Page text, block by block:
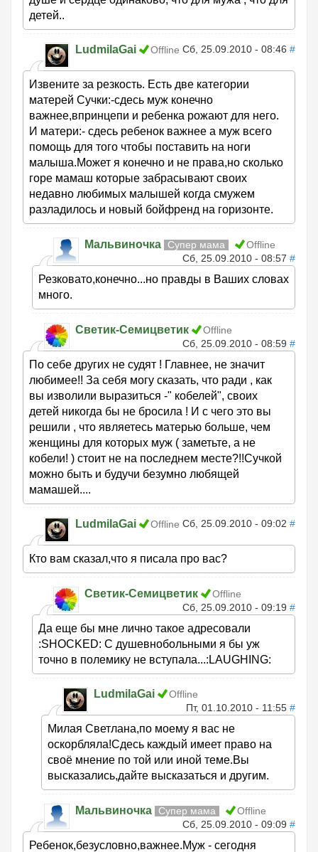
детей..
LudmilaGai Offline Сб, 25.09.2010 - 08:46 #
Извените за резкость. Есть две категории
матерей Сучки:-сдесь муж конечно
важнее,впринцепи и ребенка рожают для него.
И матери:- сдесь ребенок важнее а муж всего
помощь для того чтобы поставить на ноги
малыша.Может я конечно и не права,но сколько
горе мамаш которые забрасывают своих
недавно любимых малышей когда смужем
разладилось и новый бойфренд на горизонте.
Мальвиночка Супер мама
Offline
Сб, 25.09.2010 - 08:57 #
Резковато,конечно...но правды в Ваших словах
много.
Светик-Семицветик
Offline
Сб, 25.09.2010 - 08:59 #
По себе других не судят ! Главнее, не значит
любимее!! За себя могу сказать, что ради , как
вы изволили выразиться -" кобелей", своих
детей никогда бы не бросила ! И с чего это вы
решили , что являетесь матерью больше, чем
женщины для которых муж ( заметьте, а не
кобели! ) стоит не на последнем месте?!!Сучкой
можно быть и будучи безумно любящей
мамашей....
LudmilaGai Offline Сб, 25.09.2010 - 09:02 #
Кто вам сказал,что я писала про вас?
Светик-Семицветик
Offline
Сб, 25.09.2010 - 09:19 #
Да еще бы мне лично такое адресовали
:SHOCKED: С душевнобольными я бы уж
точно в полемику не вступала...:LAUGHING:
LudmilaGai
Offline
Пт, 01.10.2010 - 11:55 #
Милая Светлана,по моему я вас не
оскорбляла!Сдесь каждый имеет право на
своё мнение по той или иной теме.Вы
высказались,дайте высказаться и другим.
Мальвиночка Супер мама
Offline
Сб, 25.09.2010 - 09:09 #
Ребенок,безусловно,важнее.Муж - сегодня